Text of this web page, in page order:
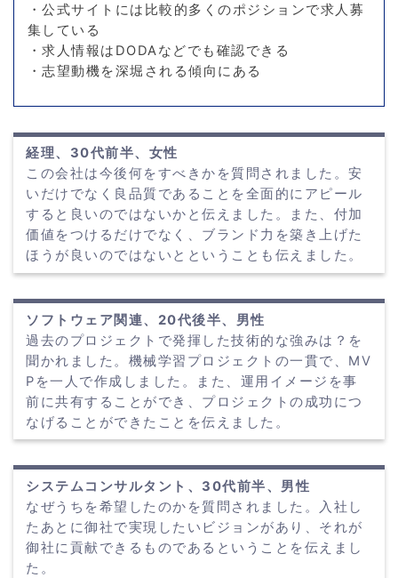
・公式サイトには比較的多くのポジションで求人募
集している
・求人情報はDODAなどでも確認できる
・志望動機を深堀される傾向にある
経理、30代前半、女性
この会社は今後何をすべきかを質問されました。安
いだけでなく良品質であることを全面的にアピール
すると良いのではないかと伝えました。また、付加
価値をつけるだけでなく、ブランド力を築き上げた
ほうが良いのではないとということも伝えました。
ソフトウェア関連、20代後半、男性
過去のプロジェクトで発揮した技術的な強みは？を
聞かれました。機械学習プロジェクトの一貫で、MV
Pを一人で作成しました。また、運用イメージを事
前に共有することができ、プロジェクトの成功につ
なげることができたことを伝えました。
システムコンサルタント、30代前半、男性
なぜうちを希望したのかを質問されました。入社し
たあとに御社で実現したいビジョンがあり、それが
御社に貢献できるものであるということを伝えまし
た。